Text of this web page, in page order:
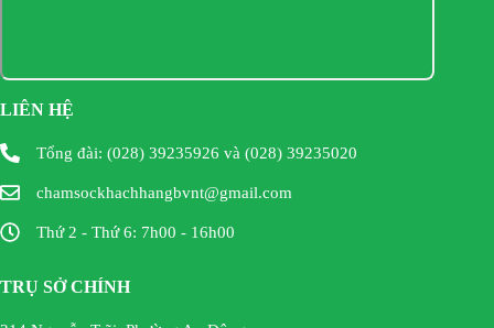
LIÊN HỆ
Tổng đài: (028) 39235926 và (028) 39235020
chamsockhachhangbvnt@gmail.com
Thứ 2 - Thứ 6: 7h00 - 16h00
TRỤ SỞ CHÍNH